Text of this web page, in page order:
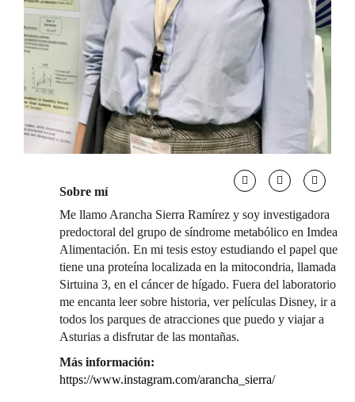
Sobre mí
Me llamo Arancha Sierra Ramírez y soy investigadora
predoctoral del grupo de síndrome metabólico en Imdea
Alimentación. En mi tesis estoy estudiando el papel que
tiene una proteína localizada en la mitocondria, llamada
Sirtuina 3, en el cáncer de hígado. Fuera del laboratorio
me encanta leer sobre historia, ver películas Disney, ir a
todos los parques de atracciones que puedo y viajar a
Asturias a disfrutar de las montañas.
Más información:
https://www.instagram.com/arancha_sierra/